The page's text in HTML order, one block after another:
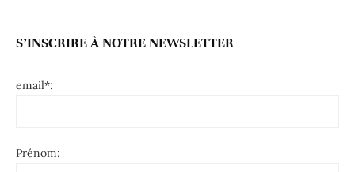
S’INSCRIRE À NOTRE NEWSLETTER
email*:
Prénom: